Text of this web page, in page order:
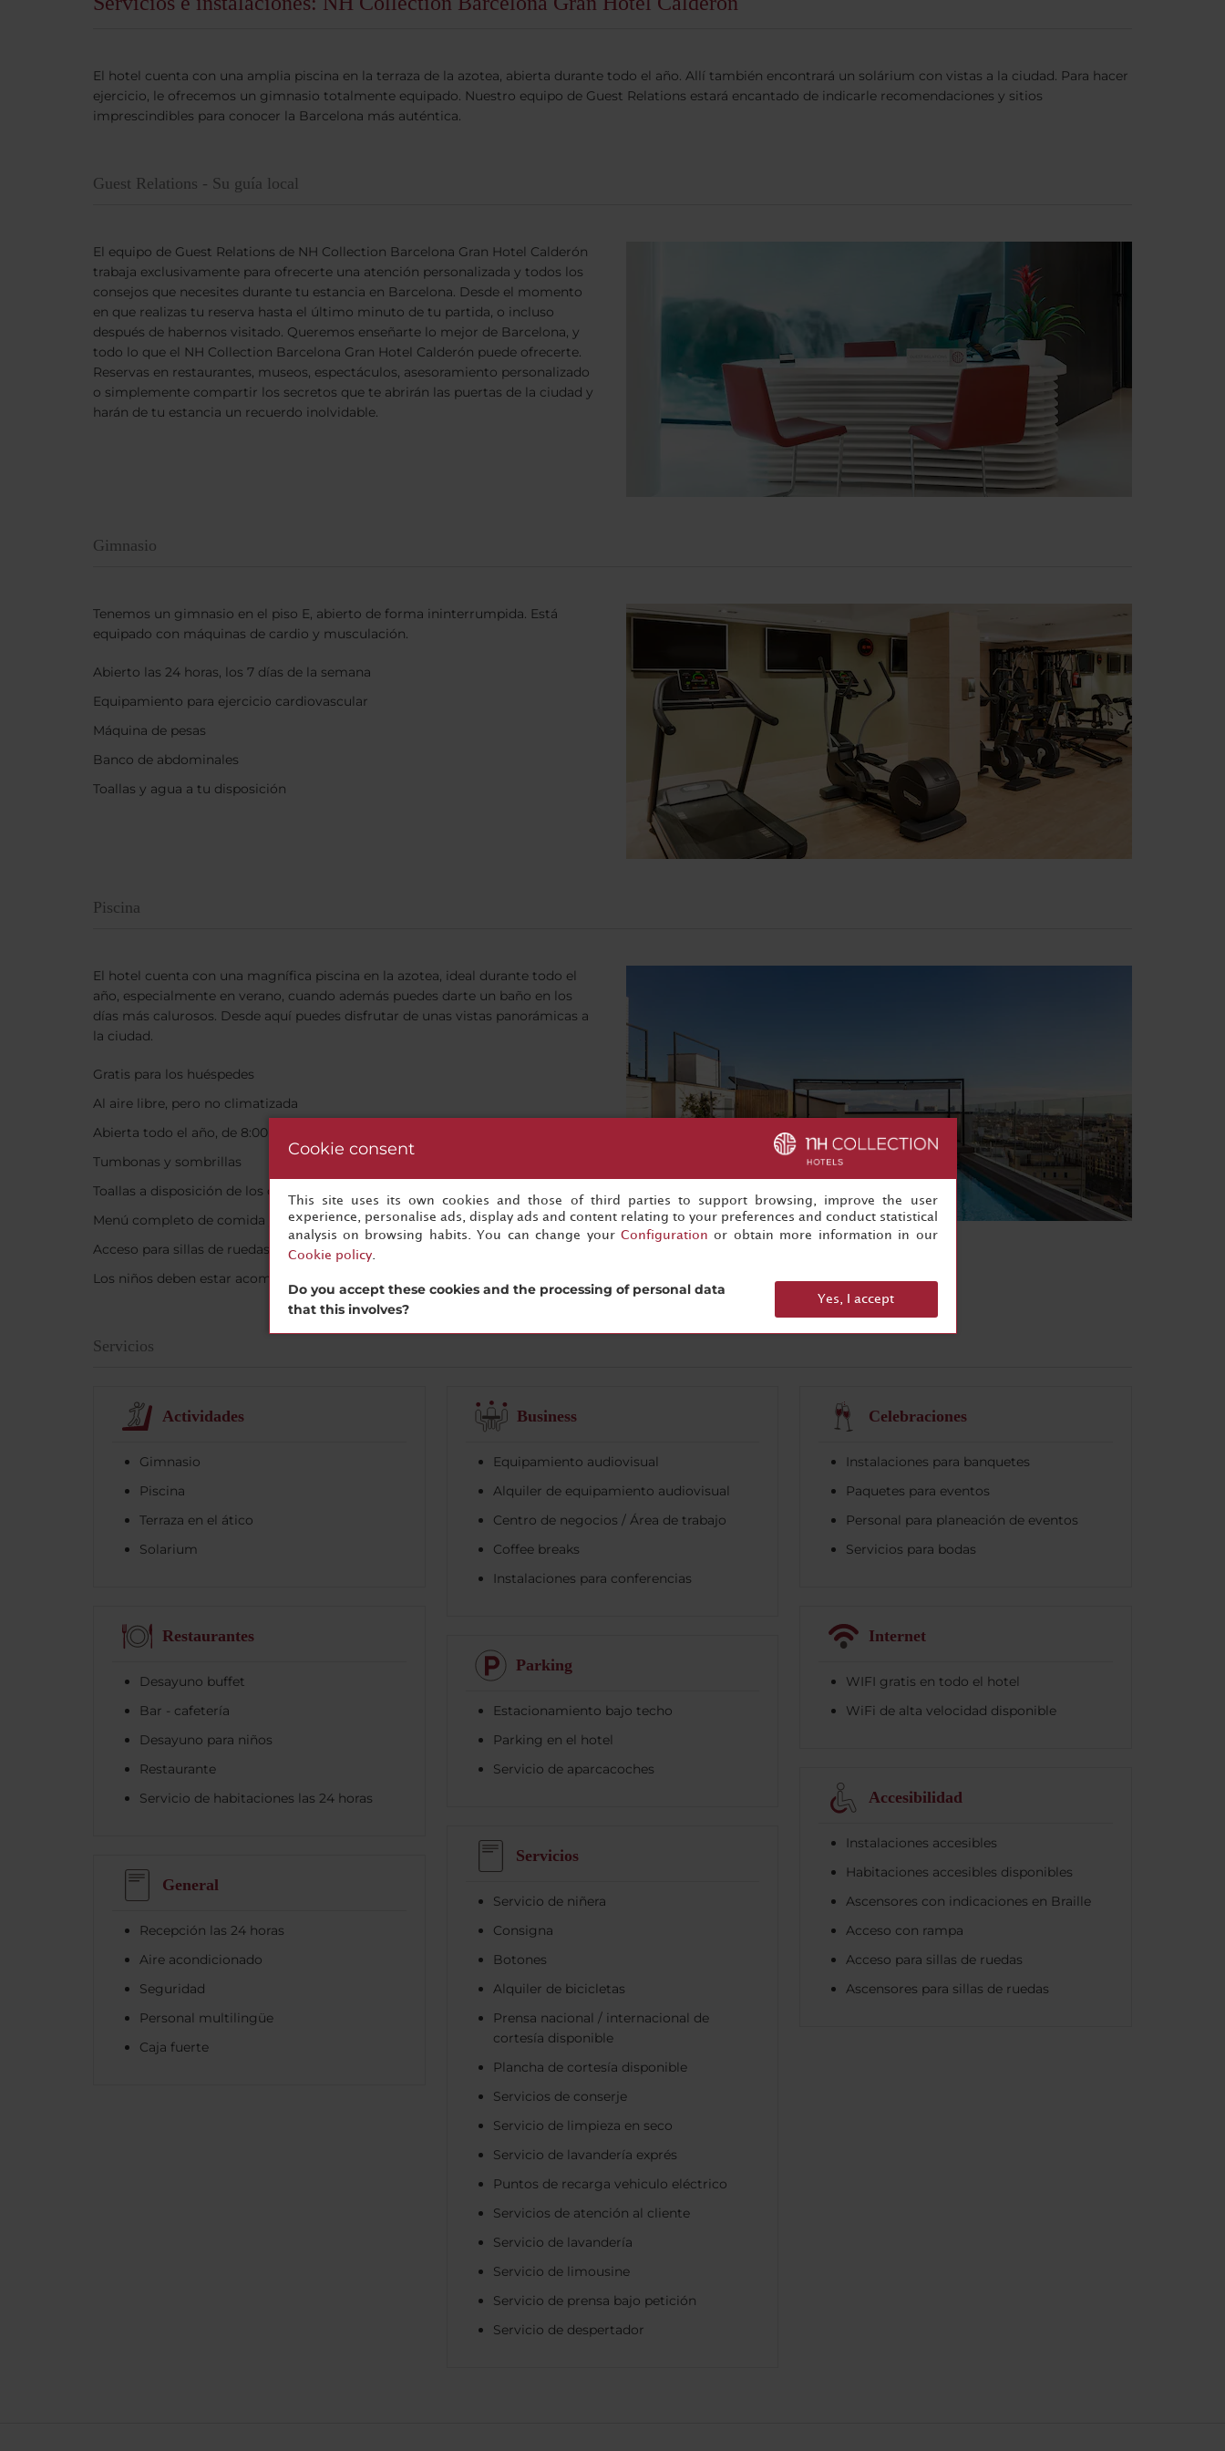
El hotel cuenta con una amplia piscina en la terraza de la azotea, abierta durante todo el año. Allí también encontrará un solárium con vistas a la ciudad. Para hacer
ejercicio, le ofrecemos un gimnasio totalmente equipado. Nuestro equipo de Guest Relations estará encantado de indicarle recomendaciones y sitios
imprescindibles para conocer la Barcelona más auténtica.
Guest Relations - Su guía local
El equipo de Guest Relations de NH Collection Barcelona Gran Hotel Calderón
trabaja exclusivamente para ofrecerte una atención personalizada y todos los
consejos que necesites durante tu estancia en Barcelona. Desde el momento
en que realizas tu reserva hasta el último minuto de tu partida, o incluso
después de habernos visitado. Queremos enseñarte lo mejor de Barcelona, y
todo lo que el NH Collection Barcelona Gran Hotel Calderón puede ofrecerte.
Reservas en restaurantes, museos, espectáculos, asesoramiento personalizado
o simplemente compartir los secretos que te abrirán las puertas de la ciudad y
harán de tu estancia un recuerdo inolvidable.
Gimnasio
Tenemos un gimnasio en el piso E, abierto de forma ininterrumpida. Está
equipado con máquinas de cardio y musculación.
Abierto las 24 horas, los 7 días de la semana
Equipamiento para ejercicio cardiovascular
Máquina de pesas
Banco de abdominales
Toallas y agua a tu disposición
Piscina
El hotel cuenta con una magnífica piscina en la azotea, ideal durante todo el
año, especialmente en verano, cuando además puedes darte un baño en los
días más calurosos. Desde aquí puedes disfrutar de unas vistas panorámicas a
la ciudad.
Gratis para los huéspedes
Al aire libre, pero no climatizada
Abierta todo el año, de 8:00 a 20:00
Tumbonas y sombrillas
Toallas a disposición de los clientes
Menú completo de comida y bebida disponible
Acceso para sillas de ruedas
Los niños deben estar acompañados
Servicios
Actividades
Gimnasio
Piscina
Terraza en el ático
Solarium
Business
Equipamiento audiovisual
Alquiler de equipamiento audiovisual
Centro de negocios / Área de trabajo
Coffee breaks
Instalaciones para conferencias
Celebraciones
Instalaciones para banquetes
Paquetes para eventos
Personal para planeación de eventos
Servicios para bodas
Restaurantes
Desayuno buffet
Bar - cafetería
Desayuno para niños
Restaurante
Servicio de habitaciones las 24 horas
Internet
WIFI gratis en todo el hotel
WiFi de alta velocidad disponible
Parking
Estacionamiento bajo techo
Parking en el hotel
Servicio de aparcacoches
Accesibilidad
Instalaciones accesibles
Habitaciones accesibles disponibles
Ascensores con indicaciones en Braille
Acceso con rampa
Acceso para sillas de ruedas
Ascensores para sillas de ruedas
Servicios
Servicio de niñera
Consigna
Botones
Alquiler de bicicletas
Prensa nacional / internacional de
cortesía disponible
Plancha de cortesía disponible
Servicios de conserje
Servicio de limpieza en seco
Servicio de lavandería exprés
Puntos de recarga vehiculo eléctrico
Servicios de atención al cliente
Servicio de lavandería
Servicio de limousine
Servicio de prensa bajo petición
Servicio de despertador
General
Recepción las 24 horas
Aire acondicionado
Seguridad
Personal multilingüe
Caja fuerte
Cookie consent
This site uses its own cookies and those of third parties to support browsing, improve the user
experience, personalise ads, display ads and content relating to your preferences and conduct statistical
analysis on browsing habits. You can change your Configuration or obtain more information in our
Cookie policy.
Do you accept these cookies and the processing of personal data
that this involves?
Yes, I accept